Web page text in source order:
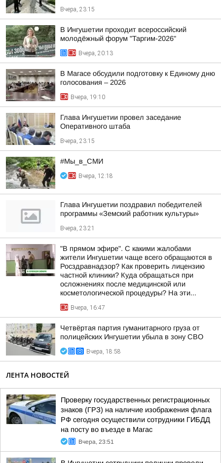
Вчера, 23:15
В Ингушетии проходит всероссийский
молодёжный форум "Таргим-2026"
Вчера, 20:13
В Магасе обсудили подготовку к Единому дню
голосования – 2026
Вчера, 19:10
Глава Ингушетии провел заседание
Оперативного штаба
Вчера, 23:15
#Мы_в_СМИ
Вчера, 12:18
Глава Ингушетии поздравил победителей
программы «Земский работник культуры»
Вчера, 23:21
"В прямом эфире". С какими жалобами
жители Ингушетии чаще всего обращаются в
Росздравнадзор? Как проверить лицензию
частной клиники? Куда обращаться при
осложнениях после медицинской или
косметологической процедуры? На эти...
Вчера, 16:47
Четвёртая партия гуманитарного груза от
полицейских Ингушетии убыла в зону СВО
Вчера, 18:58
ЛЕНТА НОВОСТЕЙ
Проверку государственных регистрационных
знаков (ГРЗ) на наличие изображения флага
РФ сегодня осуществили сотрудники ГИБДД
на посту во въезде в Магас
Вчера, 23:51